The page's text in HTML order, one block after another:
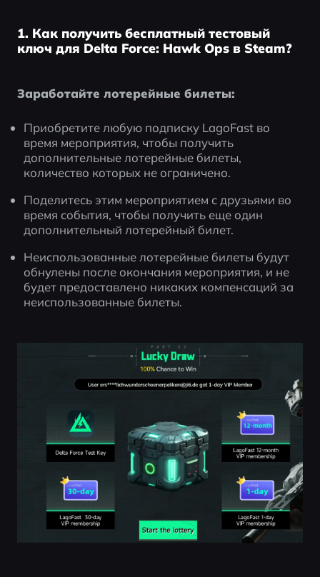
1. Как получить бесплатный тестовый
ключ для Delta Force: Hawk Ops в Steam?
Заработайте лотерейные билеты:
Приобретите любую подписку LagoFast во
время мероприятия, чтобы получить
дополнительные лотерейные билеты,
количество которых не ограничено.
Поделитесь этим мероприятием с друзьями во
время события, чтобы получить еще один
дополнительный лотерейный билет.
Неиспользованные лотерейные билеты будут
обнулены после окончания мероприятия, и не
будет предоставлено никаких компенсаций за
неиспользованные билеты.